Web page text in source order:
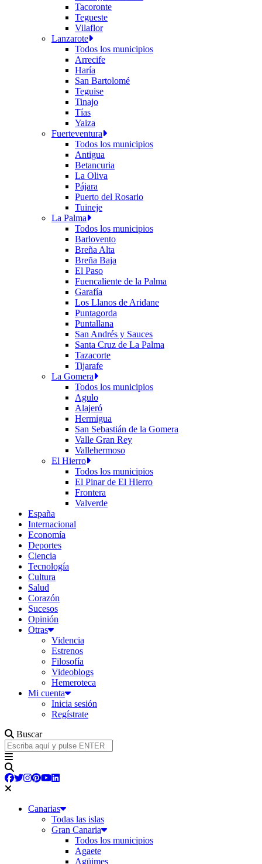
Tacoronte
Tegueste
Vilaflor
Lanzarote
Todos los municipios
Arrecife
Haría
San Bartolomé
Teguise
Tinajo
Tías
Yaiza
Fuerteventura
Todos los municipios
Antigua
Betancuria
La Oliva
Pájara
Puerto del Rosario
Tuineje
La Palma
Todos los municipios
Barlovento
Breña Alta
Breña Baja
El Paso
Fuencaliente de la Palma
Garafía
Los Llanos de Aridane
Puntagorda
Puntallana
San Andrés y Sauces
Santa Cruz de La Palma
Tazacorte
Tijarafe
La Gomera
Todos los municipios
Agulo
Alajeró
Hermigua
San Sebastián de la Gomera
Valle Gran Rey
Vallehermoso
El Hierro
Todos los municipios
El Pinar de El Hierro
Frontera
Valverde
España
Internacional
Economía
Deportes
Ciencia
Tecnología
Cultura
Salud
Corazón
Sucesos
Opinión
Otras
Videncia
Estrenos
Filosofía
Videoblogs
Hemeroteca
Mi cuenta
Inicia sesión
Regístrate
Buscar
Canarias
Todas las islas
Gran Canaria
Todos los municipios
Agaete
Agüimes